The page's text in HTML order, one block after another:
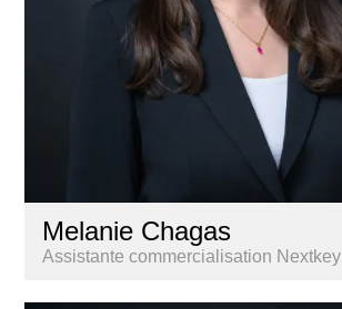
Melanie Chagas
Assistante commercialisation Nextkey